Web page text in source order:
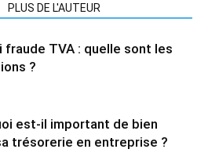
PLUS DE L'AUTEUR
fraude TVA : quelle sont les
?
est-il important de bien
trésorerie en entreprise ?